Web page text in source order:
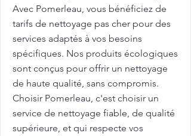
Avec Pomerleau, vous bénéficiez de
tarifs de nettoyage pas cher pour des
services adaptés à vos besoins
spécifiques. Nos produits écologiques
sont conçus pour offrir un nettoyage
de haute qualité, sans compromis.
Choisir Pomerleau, c'est choisir un
service de nettoyage fiable, de qualité
supérieure, et qui respecte vos